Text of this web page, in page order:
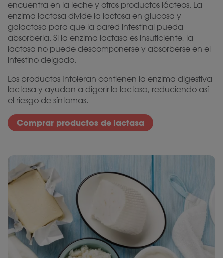
encuentra en la leche y otros productos lácteos. La
enzima lactasa divide la lactosa en glucosa y
galactosa para que la pared intestinal pueda
absorberla. Si la enzima lactasa es insuficiente, la
lactosa no puede descomponerse y absorberse en el
intestino delgado.
Los productos Intoleran contienen la enzima digestiva
lactasa y ayudan a digerir la lactosa, reduciendo así
el riesgo de síntomas.
Comprar productos de lactasa